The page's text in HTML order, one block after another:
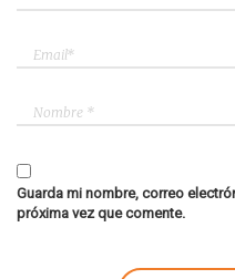
Guarda mi nombre, correo
próxima vez que comente.